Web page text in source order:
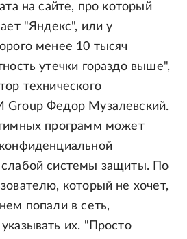
на сайте, про который
"Яндекс", или у
менее 10 тысяч
утечки гораздо выше",
технического
Group Федор Музалевский.
программ может
системы защиты. По
который не хочет,
попали в сеть,
их. "Просто